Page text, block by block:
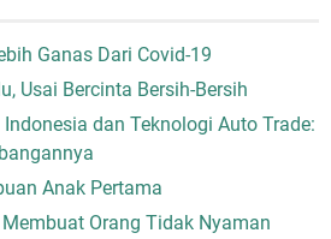
Ganas Dari Covid-19
Usai Bercinta Bersih-Bersih
Indonesia dan Teknologi Auto Trade:
Anak Pertama
Orang Tidak Nyaman